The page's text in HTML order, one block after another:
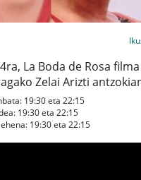
La Boda de Rosa
Zelai Arizti
19:30 eta 22:15
19:30 eta 22:15
19:30 eta 22:15